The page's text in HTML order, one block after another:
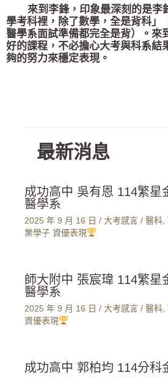
來到李鋒，印象最深刻的是李
學考科裡，除了數學，全是背科」
醫學系面試準備都完全是背）。來
好的課程，不必擔心大考與科系結
夠的努力來穩定表現。
最新消息
成功高中 吳有恩 114繁星
醫學系
2025 年 9 月 16 日 / 大考感言 / 醫科
業學子 資優表現
師大附中 張宸瑋 114繁星
醫學系
2025 年 9 月 16 日 / 大考感言 / 醫科
資優表現
成功高中 郭柏均 114分科